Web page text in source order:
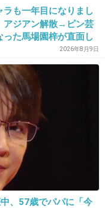
娩
け吸ってる
ラも一年目になりまし
アジアン解散→ピン芸
った馬場園梓が直面し
、そして携える芸人と
矜持
2026年8月9日
、57歳でパパに「今